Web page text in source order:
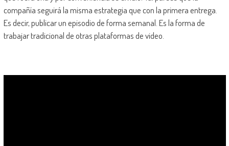
compañía seguirá la misma estrategia que con la primera entrega.
Es decir, publicar un episodio de forma semanal. Es la forma de
trabajar tradicional de otras plataformas de video.